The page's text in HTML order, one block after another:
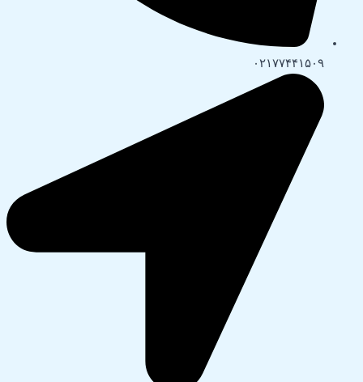
۰۲۱۷۷۴۴۱۵۰۹